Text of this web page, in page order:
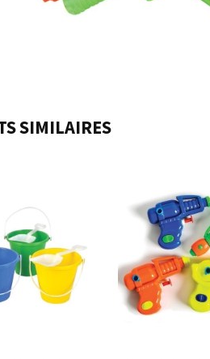
SIMILAIRES